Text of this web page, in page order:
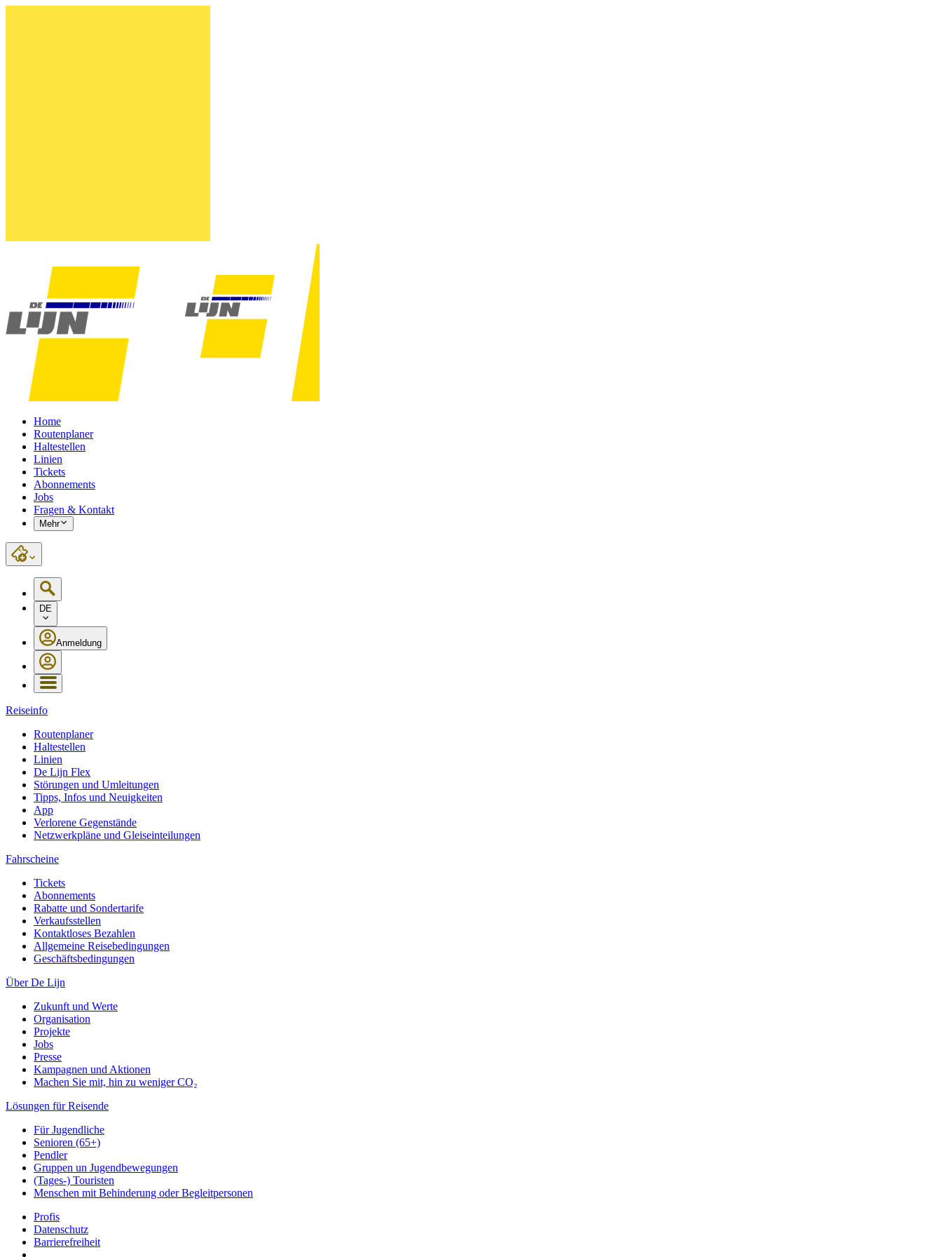
Home
Routenplaner
Haltestellen
Linien
Tickets
Abonnements
Jobs
Fragen & Kontakt
Mehr
DE
Anmeldung
Reiseinfo
Routenplaner
Haltestellen
Linien
De Lijn Flex
Störungen und Umleitungen
Tipps, Infos und Neuigkeiten
App
Verlorene Gegenstände
Netzwerkpläne und Gleiseinteilungen
Fahrscheine
Tickets
Abonnements
Rabatte und Sondertarife
Verkaufsstellen
Kontaktloses Bezahlen
Allgemeine Reisebedingungen
Geschäftsbedingungen
Über De Lijn
Zukunft und Werte
Organisation
Projekte
Jobs
Presse
Kampagnen und Aktionen
Machen Sie mit, hin zu weniger CO₂
Lösungen für Reisende
Für Jugendliche
Senioren (65+)
Pendler
Gruppen un Jugendbewegungen
(Tages-) Touristen
Menschen mit Behinderung oder Begleitpersonen
Profis
Datenschutz
Barrierefreiheit